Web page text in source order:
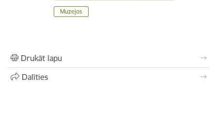
Muzejos
Drukāt lapu
Dalīties